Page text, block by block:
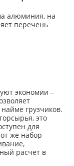
алюминия, на
перечень
экономии –
грузчиков.
это
для
же набор
расчет в